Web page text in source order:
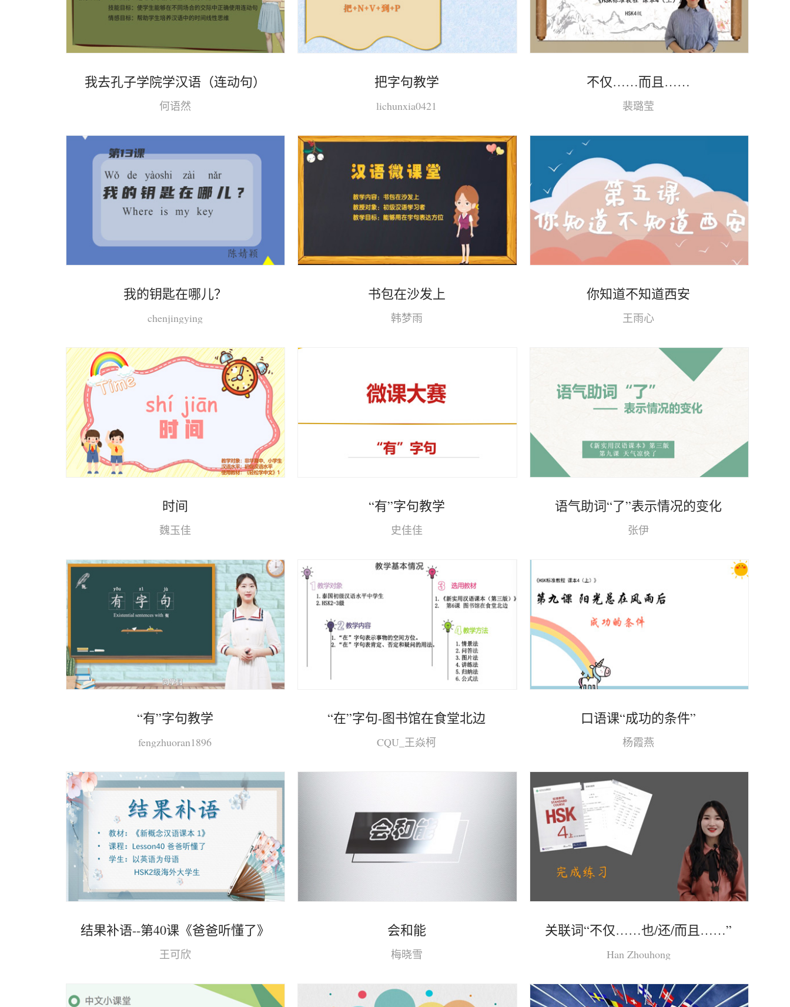
我去孔子学院学汉语（连动句）
何语然
把字句教学
lichunxia0421
不仅……而且……
裴璐莹
我的钥匙在哪儿？
chenjingying
书包在沙发上
韩梦雨
你知道不知道西安
王雨心
时间
魏玉佳
“有”字句教学
史佳佳
语气助词“了”表示情况的变化
张伊
“有”字句教学
fengzhuoran1896
“在”字句-图书馆在食堂北边
CQU_王焱柯
口语课“成功的条件”
杨霞燕
结果补语--第40课《爸爸听懂了》
王可欣
会和能
梅晓雪
关联词“不仅……也/还/而且……”
Han Zhouhong